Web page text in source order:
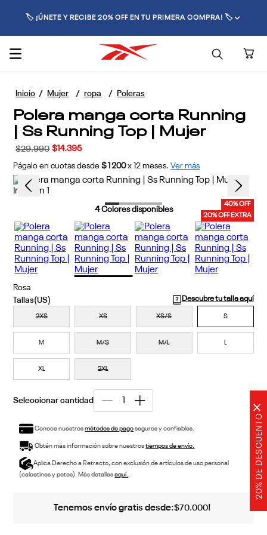
20% DE DESCUENTO
×
🚚 ENVÍO GRATIS POR COMPRAS SUPERIORES A $70.000 🚚
Mujer ropa Poleras
Polera manga corta Running
| Ss Running Top | Mujer
$29.990 $ 14.395
Págalo en cuotas desde $1200 x 12 meses. Ver más
40% OFF
20% OFF EXTRA
4Colores disponibles
Rosa
Descubre tu talla aquí
2XS XS XS/S S
M M/S M/L L
XL 2XL
Conoce nuestrosmétodos de pagoseguros y confiables.
Obtén más información sobre nuestrostiempos de envío.
Aplica Derecho a Retracto, con exclusión de artículos de uso personal
(calcetines y petos). Más detallesaquí..
Tenemos envío gratis desde:$70.000!